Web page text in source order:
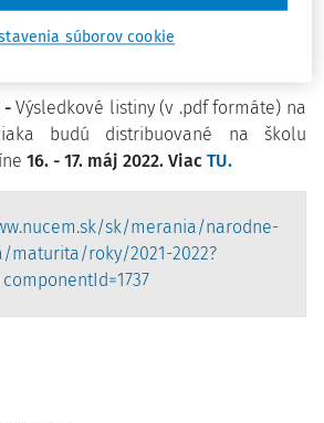
náhradný/opravný termín) EČ
v pracovných dňoch
-Výsledkové listiny (v .pdf formáte) na
budú distribuované na školu
16. - 17. máj 2022. Viac TU.
sk/merania/narodne-
maturita/roky/2021-2022?
componentId=1737
súborov cookie